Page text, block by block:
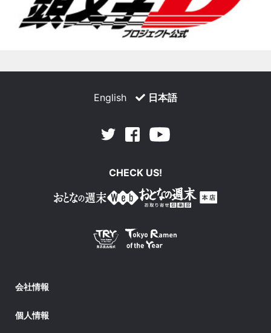
English 日本語
Twitter Facebook
CHECK US!
会社情報
個人情報